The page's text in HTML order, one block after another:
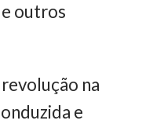
outros
na
e